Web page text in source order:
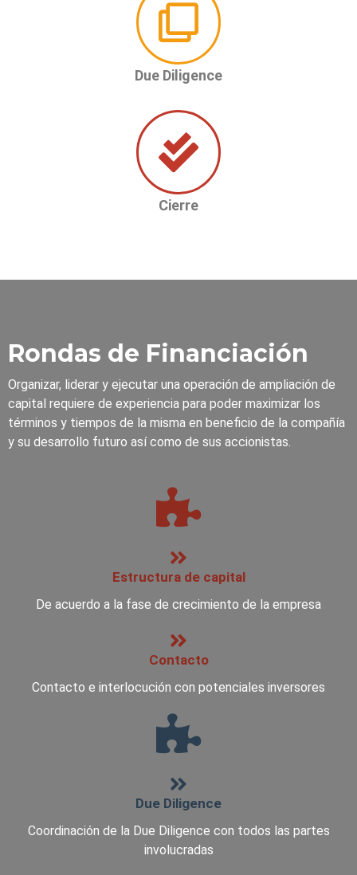
Due Diligence
Cierre
Rondas de Financiación
Organizar, liderar y ejecutar una operación de ampliación de
capital requiere de experiencia para poder maximizar los
términos y tiempos de la misma en beneficio de la compañía
y su desarrollo futuro así como de sus accionistas.
Estructura de capital
De acuerdo a la fase de crecimiento de la empresa
Contacto
Contacto e interlocución con potenciales inversores
Due Diligence
Coordinación de la Due Diligence con todos las partes
involucradas